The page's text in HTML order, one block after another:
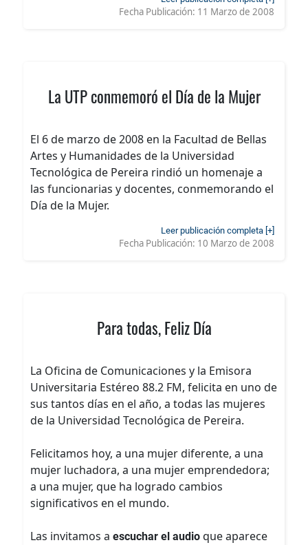
Fecha Publicación: 11 Marzo de 2008
La UTP conmemoró el Día de la Mujer
El 6 de marzo de 2008 en la Facultad de Bellas
Artes y Humanidades de la Universidad
Tecnológica de Pereira rindió un homenaje a
las funcionarias y docentes, conmemorando el
Día de la Mujer.
Leer publicación completa [+]
Fecha Publicación: 10 Marzo de 2008
Para todas, Feliz Día
La Oficina de Comunicaciones y la Emisora
Universitaria Estéreo 88.2 FM, felicita en uno de
sus tantos días en el año, a todas las mujeres
de la Universidad Tecnológica de Pereira.
Felicitamos hoy, a una mujer diferente, a una
mujer luchadora, a una mujer emprendedora;
a una mujer, que ha logrado cambios
significativos en el mundo.
Las invitamos a escuchar el audio que aparece